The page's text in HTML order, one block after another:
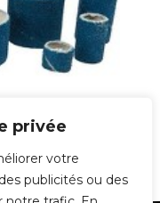
privée
votre
publicités ou des